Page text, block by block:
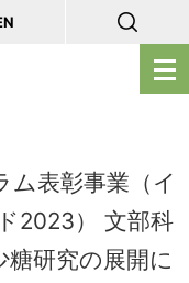
メ
ニ
を
開
く
ム表彰事業（イ
2023） 文部科
研究の展開に